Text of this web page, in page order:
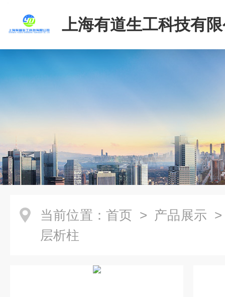
上海有道生工科技有
当前位置： 首页 > 产品展示
层析柱